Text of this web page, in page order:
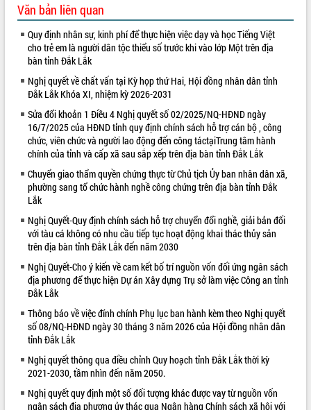
VIDEO
Trailer Lễ hội Sầu riêng Đắk Lắk năm
2026
Khám bệnh, cấp phát thuốc miễn phí
và tặng quà người dân xã Cư Pui
Hội nghị UBND tỉnh Đắk Lắk thường kỳ
tháng 7/2026
Nam Anh hùng” và trao Huân chương
Lao động
UBND tỉnh Đắk Lắk triển khai nhiệm
ALBUM ẢNH
Văn bản liên quan
Quy định nhân sự, kinh phí để thực hiện việc dạy và học Tiếng Việt
cho trẻ em là người dân tộc thiểu số trước khi vào lớp Một trên địa
bàn tỉnh Đắk Lắk
Nghị quyết về chất vấn tại Kỳ họp thứ Hai, Hội đồng nhân dân tỉnh
Đắk Lắk Khóa XI, nhiệm kỳ 2026-2031
Sửa đổi khoản 1 Điều 4 Nghị quyết số 02/2025/NQ-HĐND ngày
16/7/2025 của HĐND tỉnh quy định chính sách hỗ trợ cán bộ , công
chức, viên chức và người lao động đến công táctạiTrung tâm hành
chính của tỉnh và cấp xã sau sắp xếp trên địa bàn tỉnh Đắk Lắk
Chuyển giao thẩm quyền chứng thực từ Chủ tịch Ủy ban nhân dân xã,
phường sang tổ chức hành nghề công chứng trên địa bàn tỉnh Đắk
Lắk
Nghị Quyết-Quy định chính sách hỗ trợ chuyển đổi nghề, giải bản đối
với tàu cá không có nhu cầu tiếp tục hoạt động khai thác thủy sản
trên địa bàn tỉnh Đắk Lắk đến năm 2030
Nghị Quyết-Cho ý kiến về cam kết bố trí nguồn vốn đối ứng ngân sách
địa phương để thực hiện Dự án Xây dựng Trụ sở làm việc Công an tỉnh
Đắk Lắk
Thông báo về việc đính chính Phụ lục ban hành kèm theo Nghị quyết
số 08/NQ-HĐND ngày 30 tháng 3 năm 2026 của Hội đồng nhân dân
tỉnh Đắk Lắk
Nghị quyết thông qua điều chỉnh Quy hoạch tỉnh Đắk Lắk thời kỳ
2021-2030, tầm nhìn đến năm 2050.
Nghị quyết quy định một số đối tượng khác được vay từ nguồn vốn
ngân sách địa phương ủy thác qua Ngân hàng Chính sách xã hội với